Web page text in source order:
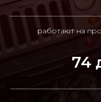
работают на
74